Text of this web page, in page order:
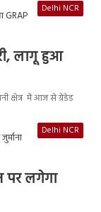
Delhi NCR
लागू हुआ
क्षेत्र में आज से ग्रेडेड
Delhi NCR
पर लगेगा